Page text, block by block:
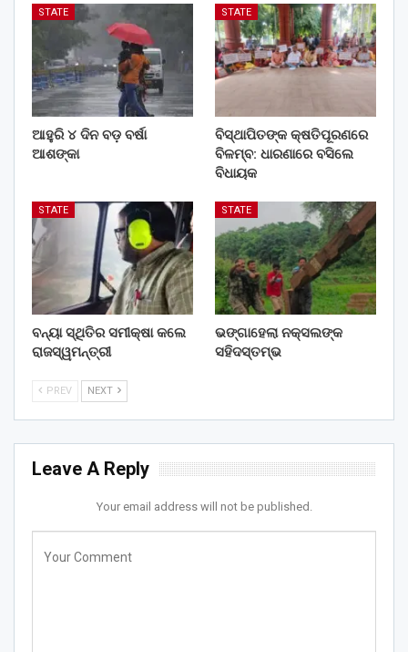
STATE
ଆହୁରି ୪ ଦିନ ବଡ଼ ବର୍ଷା
ଆଶଙ୍କା
STATE
ବିସ୍ଥାପିତଙ୍କ କ୍ଷତିପୂରଣରେ
ବିଳମ୍ବ: ଧାରଣାରେ ବସିଲେ
ବିଧାୟକ
STATE
ବନ୍ୟା ସ୍ଥିତିର ସମୀକ୍ଷା କଲେ
ରାଜସ୍ୱମନ୍ତ୍ରୀ
STATE
ଭଙ୍ଗାହେଲା ନକ୍ସଲଙ୍କ
ସହିଦସ୍ତମ୍ଭ
PREV NEXT
Leave A Reply
Your email address will not be published.